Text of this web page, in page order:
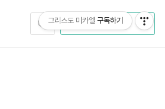
CATEGORY
그리스도 미카엘 구독하기